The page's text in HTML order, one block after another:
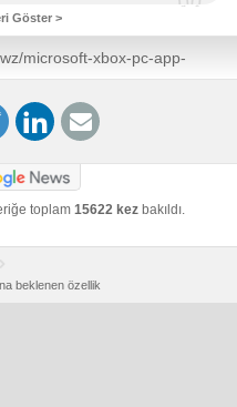
Göster >
microsoft-xbox-pc-app-
pushing-toward-a-unified-
toplam 15622 kez bakıldı.
beklenen özellik